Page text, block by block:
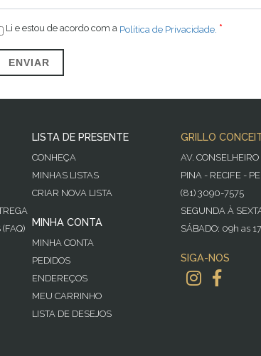
Li e estou de acordo com a Política de Privacidade.
ENVIAR
LISTA DE PRESENTE
CONHEÇA
MINHAS LISTAS
CRIAR NOVA LISTA
MINHA CONTA
MINHA CONTA
PEDIDOS
ENDEREÇOS
MEU CARRINHO
LISTA DE DESEJOS
GRILLO
AV.
PINA - RECIFE - PE
(81) 3090-7575
SEGUNDA À
SÁBADO: 09h as
SIGA-NOS